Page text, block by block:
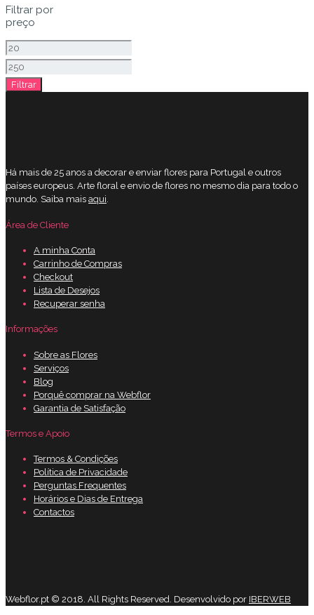
Filtrar por
preço
Preço
mínimo
Preço
máximo
Filtrar
Há mais de 25 anos a decorar e enviar flores para Portugal e outros
países europeus. Arte floral e envio de flores no mesmo dia para todo o
mundo. Saiba mais aqui.
Área de Cliente
A minha Conta
Carrinho de Compras
Checkout
Lista de Desejos
Recuperar senha
Informações
Sobre as Flores
Serviços
Blog
Porquê comprar na Webflor
Garantia de Satisfação
Termos e Apoio
Termos & Condições
Política de Privacidade
Perguntas Frequentes
Horários e Dias de Entrega
Contactos
Webflor.pt © 2018. All Rights Reserved. Desenvolvido por IBERWEB